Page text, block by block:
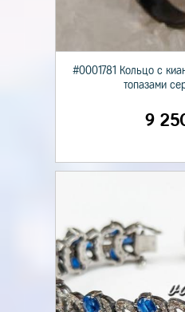
#0001781 Кольцо с
топазами
9